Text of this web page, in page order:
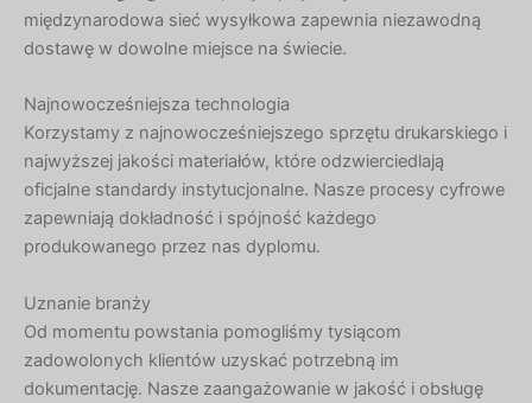
międzynarodowa sieć wysyłkowa zapewnia niezawodną
dostawę w dowolne miejsce na świecie.
Najnowocześniejsza technologia
Korzystamy z najnowocześniejszego sprzętu drukarskiego i
najwyższej jakości materiałów, które odzwierciedlają
oficjalne standardy instytucjonalne. Nasze procesy cyfrowe
zapewniają dokładność i spójność każdego
produkowanego przez nas dyplomu.
Uznanie branży
Od momentu powstania pomogliśmy tysiącom
zadowolonych klientów uzyskać potrzebną im
dokumentację. Nasze zaangażowanie w jakość i obsługę